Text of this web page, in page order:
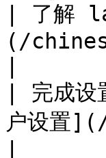
| 了
(/
| 完成
户设置